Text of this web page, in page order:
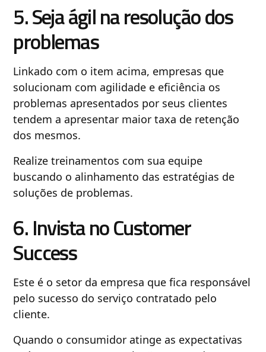
5. Seja ágil na resolução dos
problemas
Linkado com o item acima, empresas que
solucionam com agilidade e eficiência os
problemas apresentados por seus clientes
tendem a apresentar maior taxa de retenção
dos mesmos.
Realize treinamentos com sua equipe
buscando o alinhamento das estratégias de
soluções de problemas.
6. Invista no Customer
Success
Este é o setor da empresa que fica responsável
pelo sucesso do serviço contratado pelo
cliente.
Quando o consumidor atinge as expectativas